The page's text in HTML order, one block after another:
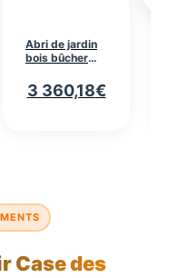
Abri de jardin
bois bûcher
28mm 3330
3 360,18€
Case des